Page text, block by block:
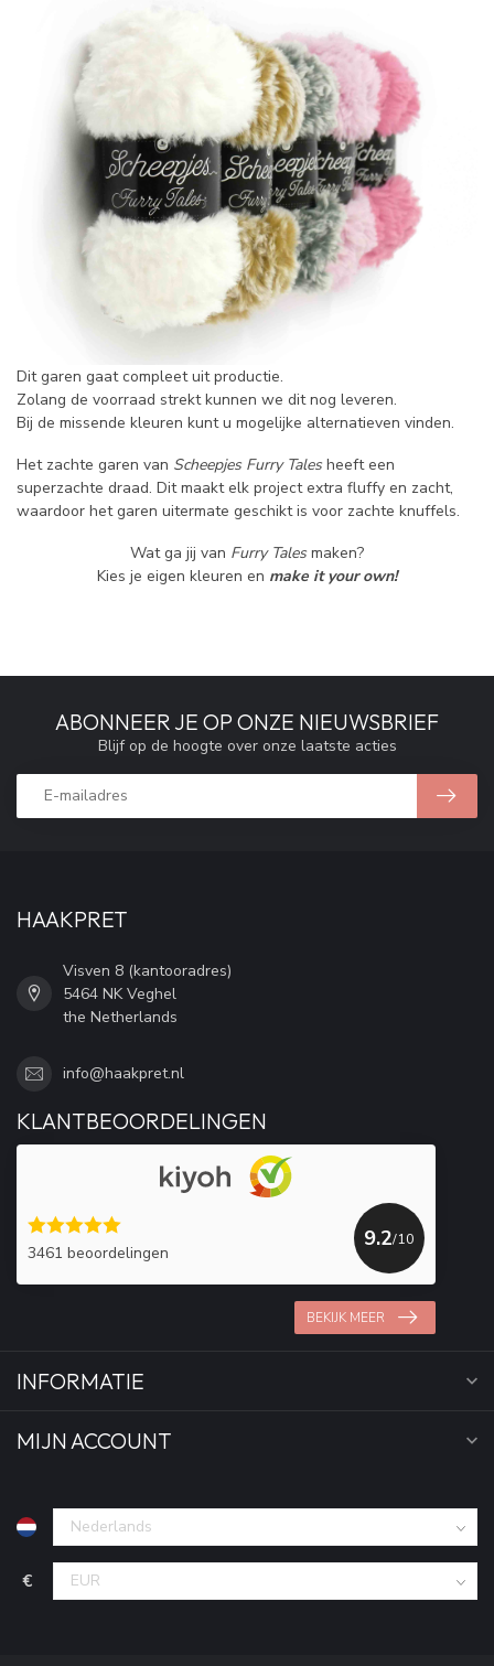
Dit garen gaat compleet uit productie.
Zolang de voorraad strekt kunnen we dit nog leveren.
Bij de missende kleuren kunt u mogelijke alternatieven vinden.
Het zachte garen van Scheepjes Furry Tales heeft een
superzachte draad. Dit maakt elk project extra fluffy en zacht,
waardoor het garen uitermate geschikt is voor zachte knuffels.
Wat ga jij van Furry Tales maken?
Kies je eigen kleuren en make it your own!
ABONNEER JE OP ONZE NIEUWSBRIEF
Blijf op de hoogte over onze laatste acties
HAAKPRET
Visven 8 (kantooradres)
5464 NK Veghel
the Netherlands
info@haakpret.nl
KLANTBEOORDELINGEN
3461 beoordelingen
9.2/10
BEKIJK MEER
INFORMATIE
MIJN ACCOUNT
€